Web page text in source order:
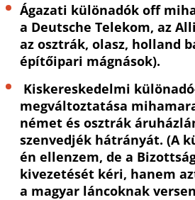
Ágazati különadók off
a Deutsche Telekom, az
az osztrák, olasz, holland
építőipari mágnások).
Kiskereskedelmi
megváltoztatása
német és osztrák
szenvedjék hátrányát. (A
én ellenzem, de a
kivezetését kéri, hanem
a magyar láncoknak